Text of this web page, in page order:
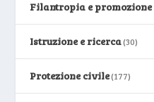
Filantropia e
Istruzione e ricerca(30)
Protezione civile(177)